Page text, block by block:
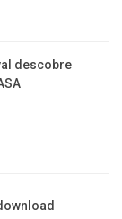
descobre